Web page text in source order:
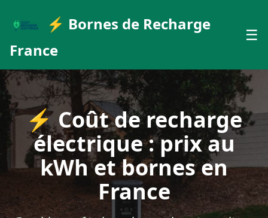
⚡ Bornes de Recharge
France
☰
⚡ Coût de recharge
électrique : prix au
kWh et bornes en
France